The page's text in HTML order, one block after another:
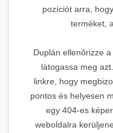
pozíciót arra,
terméket,
Duplán ellenőrizze
látogassa meg
linkre, hogy
pontos és helyesen
egy 404-es
weboldalra